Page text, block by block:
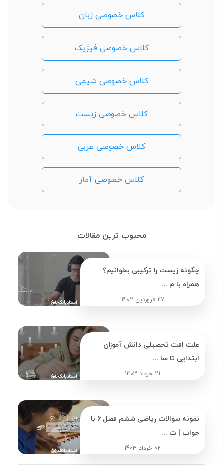
کلاس خصوصی زبان
کلاس خصوصی فیزیک
کلاس خصوصی شیمی
کلاس خصوصی زیست
کلاس خصوصی عربی
کلاس خصوصی آمار
محبوب ترین مقالات
چگونه زیست را ترکیبی بخوانیم؟
همراه با م ...
27 فروردین 1402
علت افت تحصیلی دانش آموزان
ابتدایی تا سا ...
21 خرداد 1403
نمونه سوالات ریاضی ششم فصل 6 با
جواب | ت ...
02 خرداد 1403